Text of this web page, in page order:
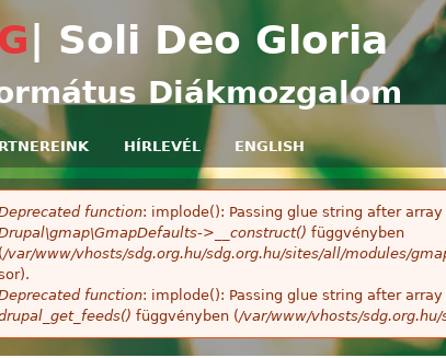
| Soli Deo Gloria
Diákmozgalom
HÍRLEVÉL ENGLISH
function: implode(): Passing glue string after
>__construct() függvényben
(/var/www/vhosts/sdg.org.hu/sdg.org.hu/sites/all/modules/
function: implode(): Passing glue string after
függvényben (/var/www/vhosts/